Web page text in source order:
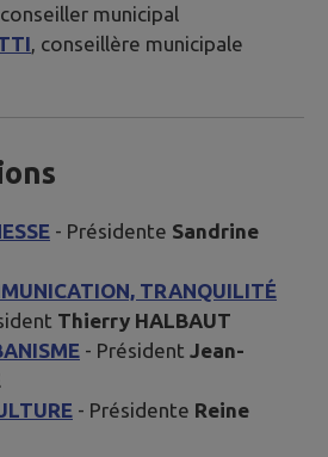
, conseiller municipal
, conseillère municipale
- Présidente Sandrine
TRANQUILITÉ
Thierry HALBAUT
- Président Jean-
- Présidente Reine